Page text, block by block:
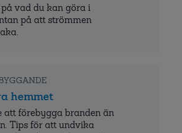
vad du kan göra i
på att strömmen
hemmet
att förebygga branden än
Tips för att undvika